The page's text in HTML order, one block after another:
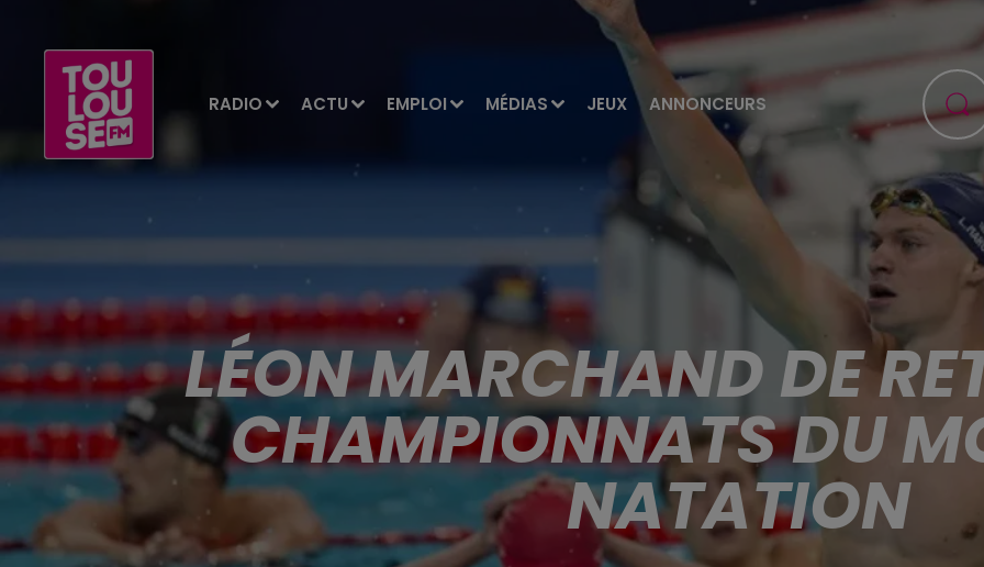
RADIO ACTU EMPLOI MÉDIAS JEUX ANNONCEURS
LÉON MARCHAND DE
CHAMPIONNATS DU
NATATION